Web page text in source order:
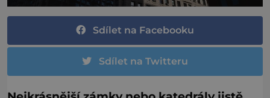
Sdílet na Facebooku
Sdílet na Twitteru